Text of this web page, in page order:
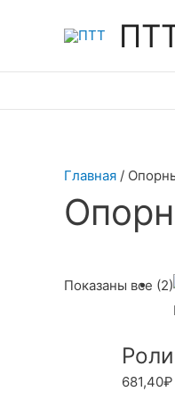
Главная /
Показаны все (2)
681,40₽